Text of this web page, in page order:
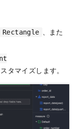
Rectangle
、また
タマイズします。